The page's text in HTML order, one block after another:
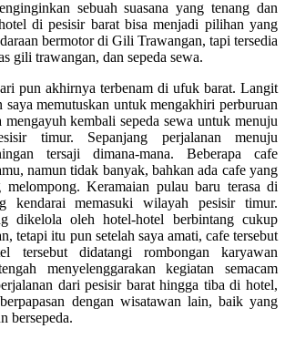
sebuah suasana yang tenang dan
di pesisir barat bisa menjadi pilihan yang
bermotor di Gili Trawangan, tapi tersedia
gili trawangan, dan sepeda sewa.
pun akhirnya terbenam di ufuk barat. Langit
saya memutuskan untuk mengakhiri perburuan
mengayuh kembali sepeda sewa untuk menuju
timur. Sepanjang perjalanan menuju
tersaji dimana-mana. Beberapa cafe
namun tidak banyak, bahkan ada cafe yang
melompong. Keramaian pulau baru terasa di
kendarai memasuki wilayah pesisir timur.
dikelola oleh hotel-hotel berbintang cukup
tetapi itu pun setelah saya amati, cafe tersebut
tersebut didatangi rombongan karyawan
menyelenggarakan kegiatan semacam
dari pesisir barat hingga tiba di hotel,
dengan wisatawan lain, baik yang
bersepeda.